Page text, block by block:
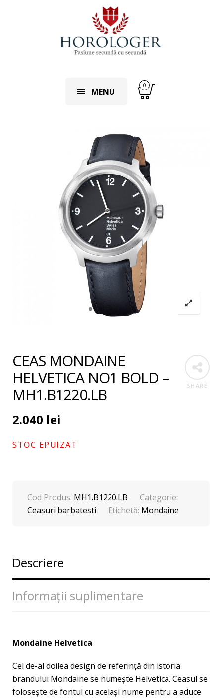
MENU
0
SHARE
CEAS MONDAINE
HELVETICA NO1 BOLD –
MH1.B1220.LB
2.040 lei
STOC EPUIZAT
Cod Produs: MH1.B1220.LB
Categorie:
Ceasuri barbatesti
Etichetă: Mondaine
Descriere
Informații suplimentare
Mondaine Helvetica
Cel de-al doilea design de referinţă din istoria
brandului Mondaine se numeşte Helvetica. Ceasul se
foloseşte de fontul cu acelaşi nume pentru a aduce